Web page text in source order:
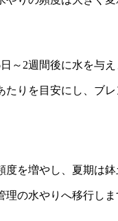
～2週間後に水を与え
りを目安にし、ブ
を増やし、夏期は
の水やりへ移行しま